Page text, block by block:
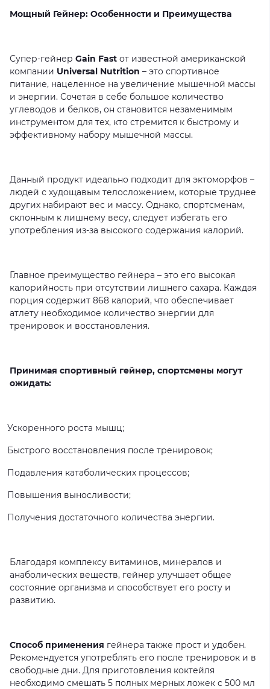
Мощный Гейнер: Особенности и Преимущества
Супер-гейнер Gain Fast от известной американской
компании Universal Nutrition – это спортивное
питание, нацеленное на увеличение мышечной массы
и энергии. Сочетая в себе большое количество
углеводов и белков, он становится незаменимым
инструментом для тех, кто стремится к быстрому и
эффективному набору мышечной массы.
Данный продукт идеально подходит для эктоморфов –
людей с худощавым телосложением, которые труднее
других набирают вес и массу. Однако, спортсменам,
склонным к лишнему весу, следует избегать его
употребления из-за высокого содержания калорий.
Главное преимущество гейнера – это его высокая
калорийность при отсутствии лишнего сахара. Каждая
порция содержит 868 калорий, что обеспечивает
атлету необходимое количество энергии для
тренировок и восстановления.
Принимая спортивный гейнер, спортсмены могут
ожидать:
Ускоренного роста мышц;
Быстрого восстановления после тренировок;
Подавления катаболических процессов;
Повышения выносливости;
Получения достаточного количества энергии.
Благодаря комплексу витаминов, минералов и
анаболических веществ, гейнер улучшает общее
состояние организма и способствует его росту и
развитию.
Способ применения гейнера также прост и удобен.
Рекомендуется употреблять его после тренировок и в
свободные дни. Для приготовления коктейля
необходимо смешать 5 полных мерных ложек с 500 мл